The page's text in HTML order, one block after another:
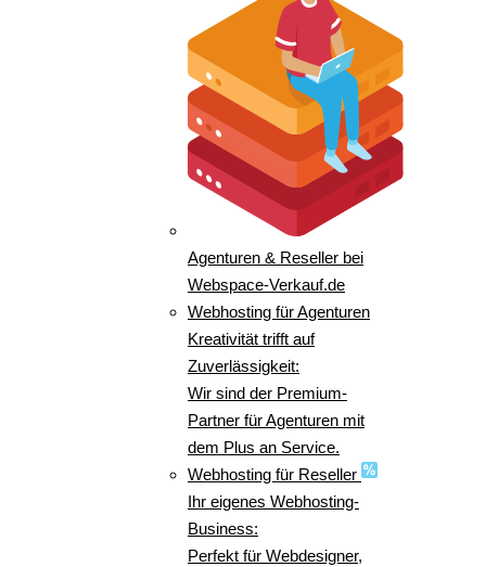
Agenturen & Reseller bei
Webspace-Verkauf.de
Webhosting für Agenturen
Kreativität trifft auf
Zuverlässigkeit:
Wir sind der Premium-
Partner für Agenturen mit
dem Plus an Service.
Webhosting für Reseller
Ihr eigenes Webhosting-
Business:
Perfekt für Webdesigner,